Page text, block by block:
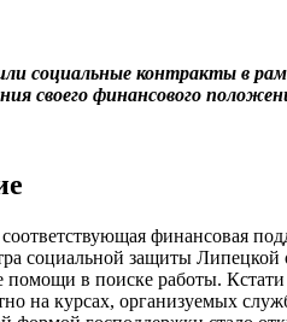
социальные контракты в
своего финансового
финансовая
социальной защиты Липецкой
в поиске работы.
на курсах, организуемых